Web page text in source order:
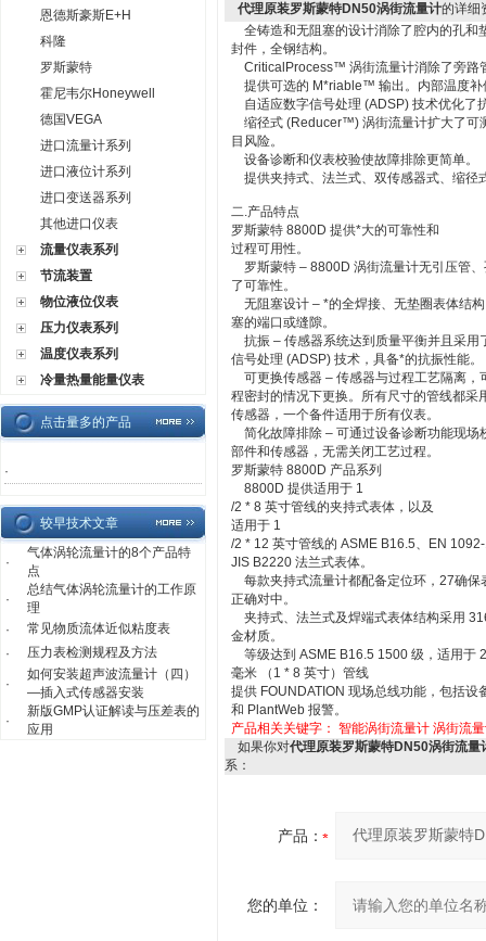
恩德斯豪斯E+H
科隆
罗斯蒙特
霍尼韦尔Honeywell
德国VEGA
进口流量计系列
进口液位计系列
进口变送器系列
其他进口仪表
流量仪表系列
节流装置
物位液位仪表
压力仪表系列
温度仪表系列
冷量热量能量仪表
点击量多的产品
·
较早技术文章
·
气体涡轮流量计的8个产品特
点
·
总结气体涡轮流量计的工作原
理
·
常见物质流体近似粘度表
·
压力表检测规程及方法
·
如何安装超声波流量计（四）
—插入式传感器安装
·
新版GMP认证解读与压差表的
应用
代理原装罗斯蒙特DN50涡街流量计的详细
全铸造和无阻塞的设计消除了腔内的孔和
封件，全钢结构。
CriticalProcess™ 涡街流量计消除了旁路
提供可选的 M*riable™ 输出。内部温度补
自适应数字信号处理 (ADSP) 技术优化了
缩径式 (Reducer™) 涡街流量计扩大了可
目风险。
设备诊断和仪表校验使故障排除更简单。
提供夹持式、法兰式、双传感器式、缩径
二.产品特点
罗斯蒙特 8800D 提供*大的可靠性和
过程可用性。
罗斯蒙特 – 8800D 涡街流量计无引压管
了可靠性。
无阻塞设计 – *的全焊接、无垫圈表体结
塞的端口或缝隙。
抗振 – 传感器系统达到质量平衡并且采用
信号处理 (ADSP) 技术，具备*的抗振性能。
可更换传感器 – 传感器与过程工艺隔离，
程密封的情况下更换。所有尺寸的管线都采
传感器，一个备件适用于所有仪表。
简化故障排除 – 可通过设备诊断功能现场
部件和传感器，无需关闭工艺过程。
罗斯蒙特 8800D 产品系列
8800D 提供适用于 1
/2 * 8 英寸管线的夹持式表体，以及
适用于 1
/2 * 12 英寸管线的 ASME B16.5、EN
JIS B2220 法兰式表体。
每款夹持式流量计都配备定位环，27确保
正确对中。
夹持式、法兰式及焊端式表体结构采用
金材质。
等级达到 ASME B16.5 1500 级，适用于
毫米 （1 * 8 英寸）管线
提供 FOUNDATION 现场总线功能，包括设
和 PlantWeb 报警。
产品相关关键字： 智能涡街流量计 涡街流
如果你对代理原装罗斯蒙特DN50涡街流量
系：
产品：
您的单位：